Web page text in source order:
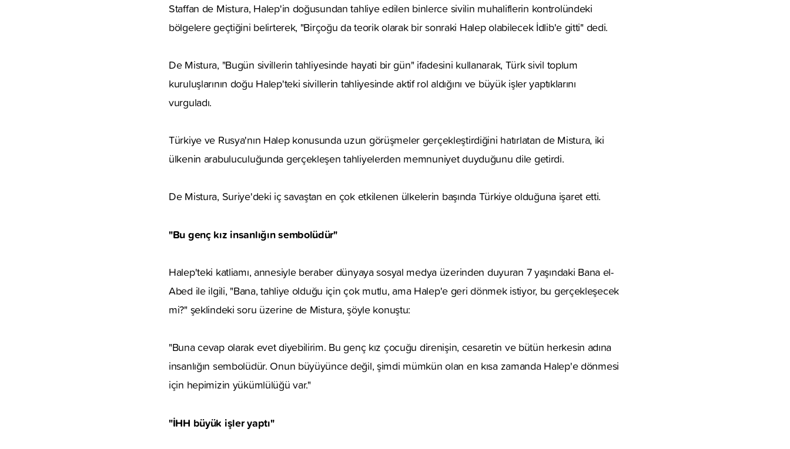
Staffan de Mistura, Halep'in doğusundan tahliye edilen binlerce sivilin muhaliflerin kontrolündeki
bölgelere geçtiğini belirterek, "Birçoğu da teorik olarak bir sonraki Halep olabilecek İdlib'e gitti" dedi.
De Mistura, "Bugün sivillerin tahliyesinde hayati bir gün" ifadesini kullanarak, Türk sivil toplum
kuruluşlarının doğu Halep'teki sivillerin tahliyesinde aktif rol aldığını ve büyük işler yaptıklarını
vurguladı.
Türkiye ve Rusya'nın Halep konusunda uzun görüşmeler gerçekleştirdiğini hatırlatan de Mistura, iki
ülkenin arabuluculuğunda gerçekleşen tahliyelerden memnuniyet duyduğunu dile getirdi.
De Mistura, Suriye'deki iç savaştan en çok etkilenen ülkelerin başında Türkiye olduğuna işaret etti.
"Bu genç kız insanlığın sembolüdür"
Halep'teki katliamı, annesiyle beraber dünyaya sosyal medya üzerinden duyuran 7 yaşındaki Bana el-
Abed ile ilgili, "Bana, tahliye olduğu için çok mutlu, ama Halep'e geri dönmek istiyor, bu gerçekleşecek
mi?" şeklindeki soru üzerine de Mistura, şöyle konuştu:
"Buna cevap olarak evet diyebilirim. Bu genç kız çocuğu direnişin, cesaretin ve bütün herkesin adına
insanlığın sembolüdür. Onun büyüyünce değil, şimdi mümkün olan en kısa zamanda Halep'e dönmesi
için hepimizin yükümlülüğü var."
"İHH büyük işler yaptı"